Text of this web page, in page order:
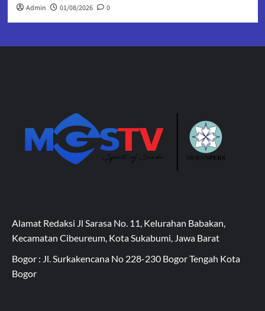
Admin 01/08/2026 0
Alamat Redaksi Jl Sarasa No. 11, Kelurahan Babakan,
Kecamatan Cibeureum, Kota Sukabumi, Jawa Barat
Bogor : Jl. Surkakencana No 228-230 Bogor Tengah Kota
Bogor